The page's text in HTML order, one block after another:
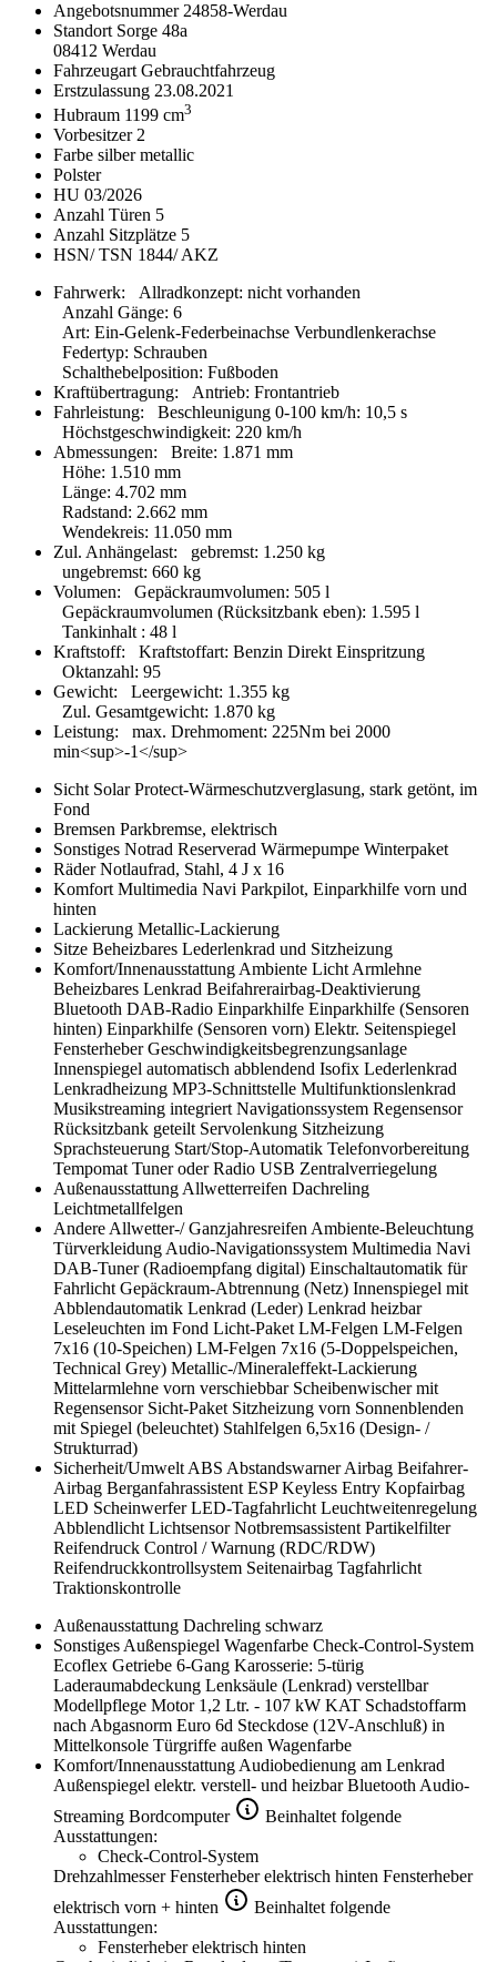
Angebotsnummer 24858-Werdau
Standort Sorge 48a
08412 Werdau
Fahrzeugart Gebrauchtfahrzeug
Erstzulassung 23.08.2021
Hubraum 1199 cm3
Vorbesitzer 2
Farbe silber metallic
Polster
HU 03/2026
Anzahl Türen 5
Anzahl Sitzplätze 5
HSN/ TSN 1844/ AKZ
Fahrwerk:
Allradkonzept: nicht vorhanden
Anzahl Gänge: 6
Art: Ein-Gelenk-Federbeinachse Verbundlenkerachse
Federtyp: Schrauben
Schalthebelposition: Fußboden
Kraftübertragung:
Antrieb: Frontantrieb
Fahrleistung:
Beschleunigung 0-100 km/h: 10,5 s
Höchstgeschwindigkeit: 220 km/h
Abmessungen:
Breite: 1.871 mm
Höhe: 1.510 mm
Länge: 4.702 mm
Radstand: 2.662 mm
Wendekreis: 11.050 mm
Zul. Anhängelast:
gebremst: 1.250 kg
ungebremst: 660 kg
Volumen:
Gepäckraumvolumen: 505 l
Gepäckraumvolumen (Rücksitzbank eben): 1.595 l
Tankinhalt : 48 l
Kraftstoff:
Kraftstoffart: Benzin Direkt Einspritzung
Oktanzahl: 95
Gewicht:
Leergewicht: 1.355 kg
Zul. Gesamtgewicht: 1.870 kg
Leistung:
max. Drehmoment: 225Nm bei 2000
min<sup>-1</sup>
Sicht Solar Protect-Wärmeschutzverglasung, stark getönt, im
Fond
Bremsen Parkbremse, elektrisch
Sonstiges Notrad Reserverad Wärmepumpe Winterpaket
RäderNotlaufrad, Stahl, 4 J x 16
Komfort Multimedia Navi Parkpilot, Einparkhilfe vorn und
hinten
Lackierung Metallic-Lackierung
Sitze Beheizbares Lederlenkrad und Sitzheizung
Komfort/Innenausstattung Ambiente Licht Armlehne
Beheizbares Lenkrad Beifahrerairbag-Deaktivierung
Bluetooth DAB-Radio Einparkhilfe Einparkhilfe (Sensoren
hinten) Einparkhilfe (Sensoren vorn) Elektr. Seitenspiegel
FensterheberGeschwindigkeitsbegrenzungsanlage
Innenspiegel automatisch abblendend Isofix Lederlenkrad
Lenkradheizung MP3-Schnittstelle Multifunktionslenkrad
Musikstreaming integriert Navigationssystem Regensensor
Rücksitzbank geteilt Servolenkung Sitzheizung
Sprachsteuerung Start/Stop-Automatik Telefonvorbereitung
Tempomat Tuner oder Radio USB Zentralverriegelung
Außenausstattung Allwetterreifen Dachreling
Leichtmetallfelgen
Andere Allwetter-/ Ganzjahresreifen Ambiente-Beleuchtung
Türverkleidung Audio-Navigationssystem Multimedia Navi
DAB-Tuner (Radioempfang digital) Einschaltautomatik für
Fahrlicht Gepäckraum-Abtrennung (Netz) Innenspiegel mit
Abblendautomatik Lenkrad (Leder) Lenkrad heizbar
Leseleuchten im Fond Licht-Paket LM-Felgen LM-Felgen
7x16 (10-Speichen) LM-Felgen 7x16 (5-Doppelspeichen,
Technical Grey) Metallic-/Mineraleffekt-Lackierung
Mittelarmlehne vorn verschiebbar Scheibenwischer mit
Regensensor Sicht-Paket Sitzheizung vorn Sonnenblenden
mit Spiegel (beleuchtet) Stahlfelgen 6,5x16 (Design- /
Strukturrad)
Sicherheit/Umwelt ABS AbstandswarnerAirbag Beifahrer-
Airbag Berganfahrassistent ESPKeyless Entry Kopfairbag
LED ScheinwerferLED-Tagfahrlicht Leuchtweitenregelung
Abblendlicht LichtsensorNotbremsassistent Partikelfilter
Reifendruck Control / Warnung (RDC/RDW)
Reifendruckkontrollsystem Seitenairbag Tagfahrlicht
Traktionskontrolle
Außenausstattung Dachreling schwarz
Sonstiges Außenspiegel Wagenfarbe Check-Control-System
Ecoflex Getriebe 6-Gang Karosserie: 5-türig
Laderaumabdeckung Lenksäule (Lenkrad) verstellbar
Modellpflege Motor 1,2 Ltr. - 107 kW KAT Schadstoffarm
nach Abgasnorm Euro 6d Steckdose (12V-Anschluß) in
Mittelkonsole Türgriffe außen Wagenfarbe
Komfort/Innenausstattung Audiobedienung am Lenkrad
Außenspiegel elektr. verstell- und heizbarBluetooth Audio-
Streaming Bordcomputer
Beinhaltet folgende
Ausstattungen:
Check-Control-System
DrehzahlmesserFensterheber elektrisch hinten Fensterheber
elektrisch vorn + hinten
Beinhaltet folgende
Ausstattungen:
Fensterheber elektrisch hinten